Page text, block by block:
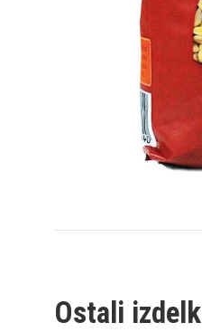
Ostali